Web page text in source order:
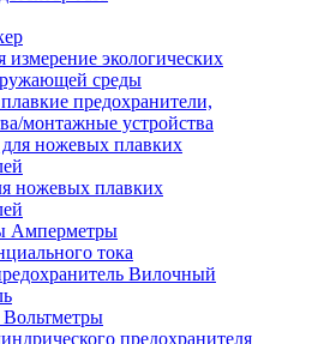
измерение экологических
среды
предохранители,
монтажные устройства
ножевых плавких
Амперметры
тока
Вилочный
Вольтметры